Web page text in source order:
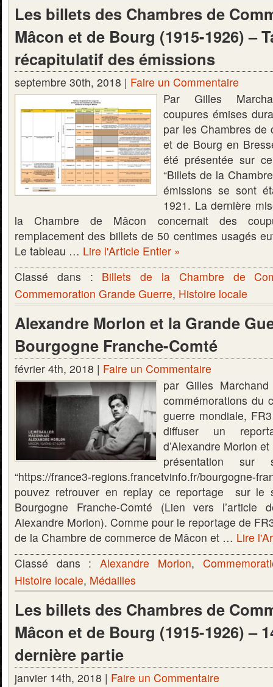
Les billets des Chambres de
Mâcon et de Bourg (1915-1926) –
récapitulatif des émissions
septembre 30th, 2018 | Faire un Commentaire
Par Gilles
coupures émises
par les Chambres de
et de Bourg en
été présentée sur
“Billets de la
émissions se sont
1921. La dernière
la Chambre de Mâcon concernait des
remplacement des billets de 50 centimes usagés
Le tableau … Lire l'Article Entier »
Classé dans : Billets de la Chambre de
Commemoration Grande Guerre, Histoire locale
Alexandre Morlon et la Grande
Bourgogne Franche-Comté
février 4th, 2018 | Faire un Commentaire
par Gilles
commémorations du
guerre mondiale,
diffuser un
d’Alexandre Morlon
présentation sur
“https://france3-regions.francetvinfo.fr/bourgogne-
pouvez retrouver en replay ce reportage sur le
Bourgogne Franche-Comté (Lien vers l’article
Alexandre Morlon). Comme pour le reportage de
de la Chambre de commerce de Mâcon et … Lire
Classé dans :Alexandre Morlon,
Histoire locale, Médailles
Les billets des Chambres de
Mâcon et de Bourg (1915-1926) –
dernière partie
janvier 14th, 2018 | Faire un Commentaire